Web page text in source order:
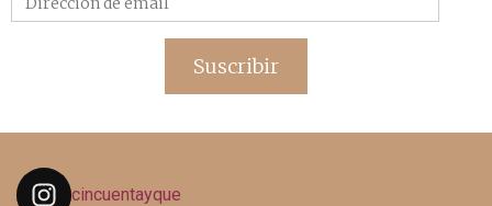
de
Suscribir
cincuentayque